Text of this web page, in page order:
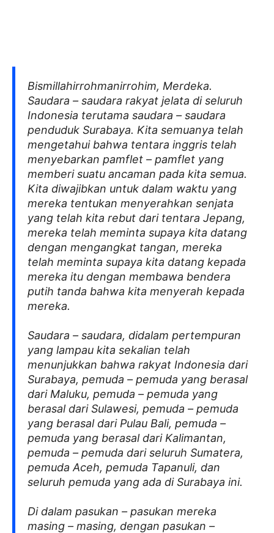
Bismillahirrohmanirrohim, Merdeka.
Saudara – saudara rakyat jelata di seluruh
Indonesia terutama saudara – saudara
penduduk Surabaya. Kita semuanya telah
mengetahui bahwa tentara inggris telah
menyebarkan pamflet – pamflet yang
memberi suatu ancaman pada kita semua.
Kita diwajibkan untuk dalam waktu yang
mereka tentukan menyerahkan senjata
yang telah kita rebut dari tentara Jepang,
mereka telah meminta supaya kita datang
dengan mengangkat tangan, mereka
telah meminta supaya kita datang kepada
mereka itu dengan membawa bendera
putih tanda bahwa kita menyerah kepada
mereka.
Saudara – saudara, didalam pertempuran
yang lampau kita sekalian telah
menunjukkan bahwa rakyat Indonesia dari
Surabaya, pemuda – pemuda yang berasal
dari Maluku, pemuda – pemuda yang
berasal dari Sulawesi, pemuda – pemuda
yang berasal dari Pulau Bali, pemuda –
pemuda yang berasal dari Kalimantan,
pemuda – pemuda dari seluruh Sumatera,
pemuda Aceh, pemuda Tapanuli, dan
seluruh pemuda yang ada di Surabaya ini.
Di dalam pasukan – pasukan mereka
masing – masing, dengan pasukan –